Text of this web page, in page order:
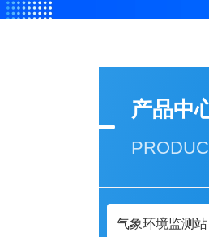
产品中
气象环境监测站